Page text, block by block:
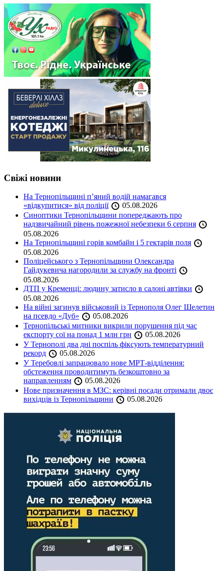
Свіжі новини
На Тернопільщині п’яний водій намагався
«відкупитися» від поліції
05.08.2026
Синоптики Тернопільщини попереджають про
надзвичайний рівень пожежної небезпеки 6 серпня
05.08.2026
На Тернопільщині горів комбайн і 5 гектарів поля
05.08.2026
Поліцейського з Тернопільщини Олександра
Гайдукевича нагородили за службу на фронті
05.08.2026
ДТП у Кременці: людину затисло в салоні автівки
05.08.2026
На війні загинув військовий із Тернополя Олег Шелетин
на псевдо «Дуб»
05.08.2026
Тернопільські митники викрили порушення під час
експорту сої на понад 1 млн грн
05.08.2026
У Тернополі два дні поспіль фіксують температурний
рекорд
05.08.2026
У Теребовлі запрацювало нове МРТ-відділення:
обстеження проводитимуть безкоштовно за
направленням
05.08.2026
Нове призначення в МЗС: керівні посади отримали двоє
вихідців із Тернопільщини
05.08.2026